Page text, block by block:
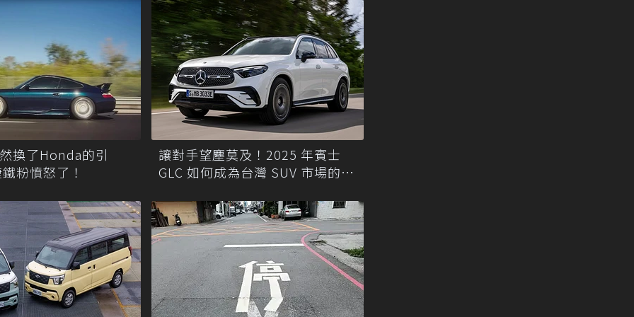
換了Honda的引
粉憤怒了！
讓對手望塵莫及！2025 年賓士
GLC 如何成為台灣 SUV 市場的最